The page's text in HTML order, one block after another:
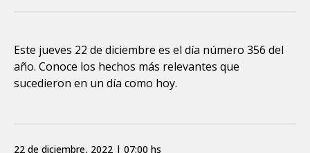
Este jueves 22 de diciembre es el día número 356 del
año. Conoce los hechos más relevantes que
sucedieron en un día como hoy.
22 de diciembre, 2022 | 07:00 hs